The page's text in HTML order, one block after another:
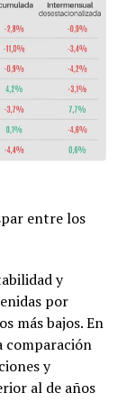
entre los
y
por
más bajos. En
comparación
y
al de años